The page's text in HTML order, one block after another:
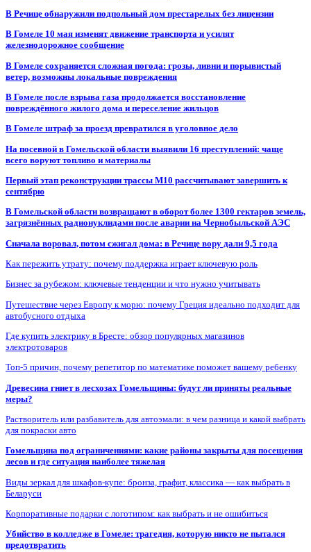
В Речице обнаружили подпольный дом престарелых без лицензии
В Гомеле 10 мая изменят движение транспорта и усилят
железнодорожное сообщение
В Гомеле сохраняется сложная погода: грозы, ливни и порывистый
ветер, возможны локальные повреждения
В Гомеле после взрыва газа продолжается восстановление
повреждённого жилого дома и переселение жильцов
В Гомеле штраф за проезд превратился в уголовное дело
На посевной в Гомельской области выявили 16 преступлений: чаще
всего воруют топливо и материалы
Первый этап реконструкции трассы М10 рассчитывают завершить к
сентябрю
В Гомельской области возвращают в оборот более 1300 гектаров земель,
загрязнённых радионуклидами после аварии на Чернобыльской АЭС
Сначала воровал, потом сжигал дома: в Речице вору дали 9,5 года
Как пережить утрату: почему поддержка играет ключевую роль
Бизнес за рубежом: ключевые тенденции и что нужно учитывать
Путешествие через Европу к морю: почему Греция идеально подходит для
автобусного отдыха
Где купить электрику в Бресте: обзор популярных магазинов
электротоваров
Топ-5 причин, почему репетитор по математике поможет вашему ребенку
Древесина гниет в лесхозах Гомельщины: будут ли приняты реальные
меры?
Растворитель или разбавитель для автоэмали: в чем разница и какой выбрать
для покраски авто
Гомельщина под ограничениями: какие районы закрыты для посещения
лесов и где ситуация наиболее тяжелая
Виды зеркал для шкафов-купе: бронза, графит, классика — как выбрать в
Беларуси
Корпоративные подарки с логотипом: как выбрать и не ошибиться
Убийство в колледже в Гомеле: трагедия, которую никто не пытался
предотвратить